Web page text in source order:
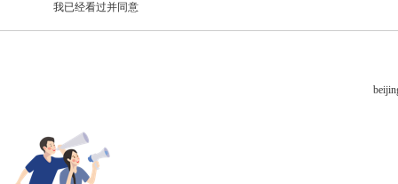
我已经看过并同意